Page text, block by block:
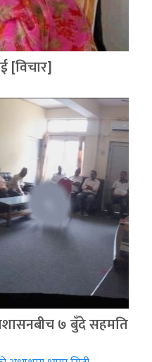
[विचार]
७ बुँदे सहमति